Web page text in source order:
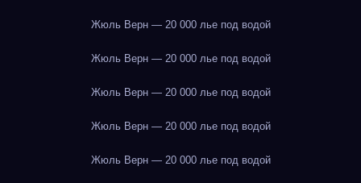
Жюль Верн — 20 000 лье под водой
Жюль Верн — 20 000 лье под водой
Жюль Верн — 20 000 лье под водой
Жюль Верн — 20 000 лье под водой
Жюль Верн — 20 000 лье под водой